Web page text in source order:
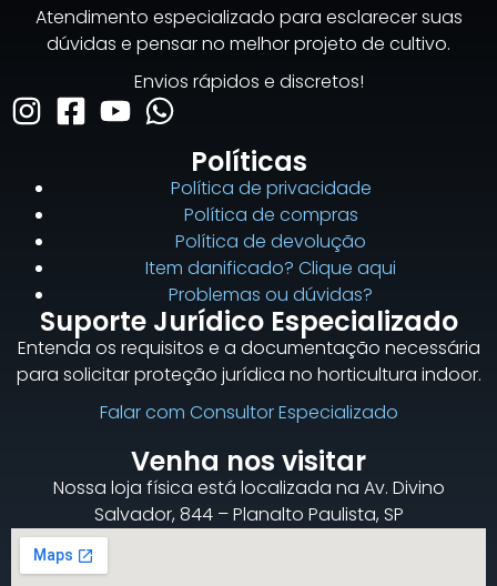
Atendimento especializado para esclarecer suas
dúvidas e pensar no melhor projeto de cultivo.
Envios rápidos e discretos!
Políticas
Política de privacidade
Política de compras
Política de devolução
Item danificado? Clique aqui
Problemas ou dúvidas?
Suporte Jurídico Especializado
Entenda os requisitos e a documentação necessária
para solicitar proteção jurídica no horticultura indoor.
Falar com Consultor Especializado
Venha nos visitar
Nossa loja física está localizada na Av. Divino
Salvador, 844 – Planalto Paulista, SP